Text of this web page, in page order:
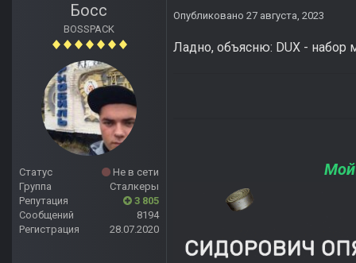
Босс
BOSSPACK
Статус
Не в сети
Группа
Сталкеры
Репутация
3 805
Сообщений
8194
Регистрация
28.07.2020
Опубликовано 27 августа, 2023
Ладно, объясню: DUX - набор